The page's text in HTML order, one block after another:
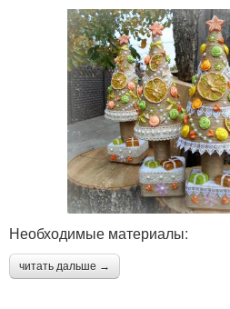
Необходимые материалы:
читать дальше →